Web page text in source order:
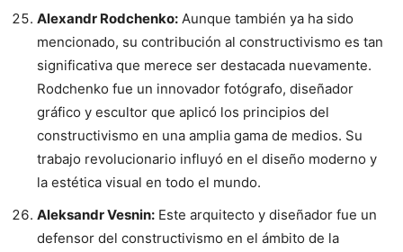
Alexandr Rodchenko: Aunque también ya ha sido
mencionado, su contribución al constructivismo es tan
significativa que merece ser destacada nuevamente.
Rodchenko fue un innovador fotógrafo, diseñador
gráfico y escultor que aplicó los principios del
constructivismo en una amplia gama de medios. Su
trabajo revolucionario influyó en el diseño moderno y
la estética visual en todo el mundo.
Aleksandr Vesnin: Este arquitecto y diseñador fue un
defensor del constructivismo en el ámbito de la